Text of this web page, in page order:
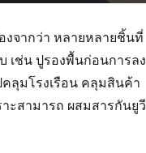
งจากว่า หลายหลายชิ้นที่
เช่น ปูรองพื้นก่อนการลง
ลุมโรงเรือน คลุมสินค้า
ะสามารถ ผสมสารกันยูวี